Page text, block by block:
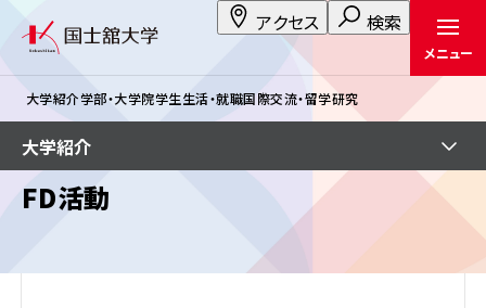
アクセス 検索
メニュー
大学紹介学部・大学院学生生活・就職国際交流・留学研究
FD活動
大学紹介